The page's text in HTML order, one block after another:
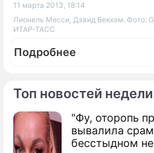
Топ новостей недели
"Фу, оторопь
вывалила
бесстыдном
11 марта 2013, 18:14
Лионель Месси, Дэвид Бекхэм. Фото:
ИТАР-ТАСС
Подробнее
По теме
Продолжение: